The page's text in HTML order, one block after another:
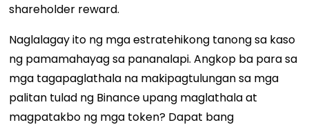
shareholder reward.
Naglalagay ito ng mga estratehikong tanong sa kaso
ng pamamahayag sa pananalapi. Angkop ba para sa
mga tagapaglathala na makipagtulungan sa mga
palitan tulad ng Binance upang maglathala at
magpatakbo ng mga token? Dapat bang